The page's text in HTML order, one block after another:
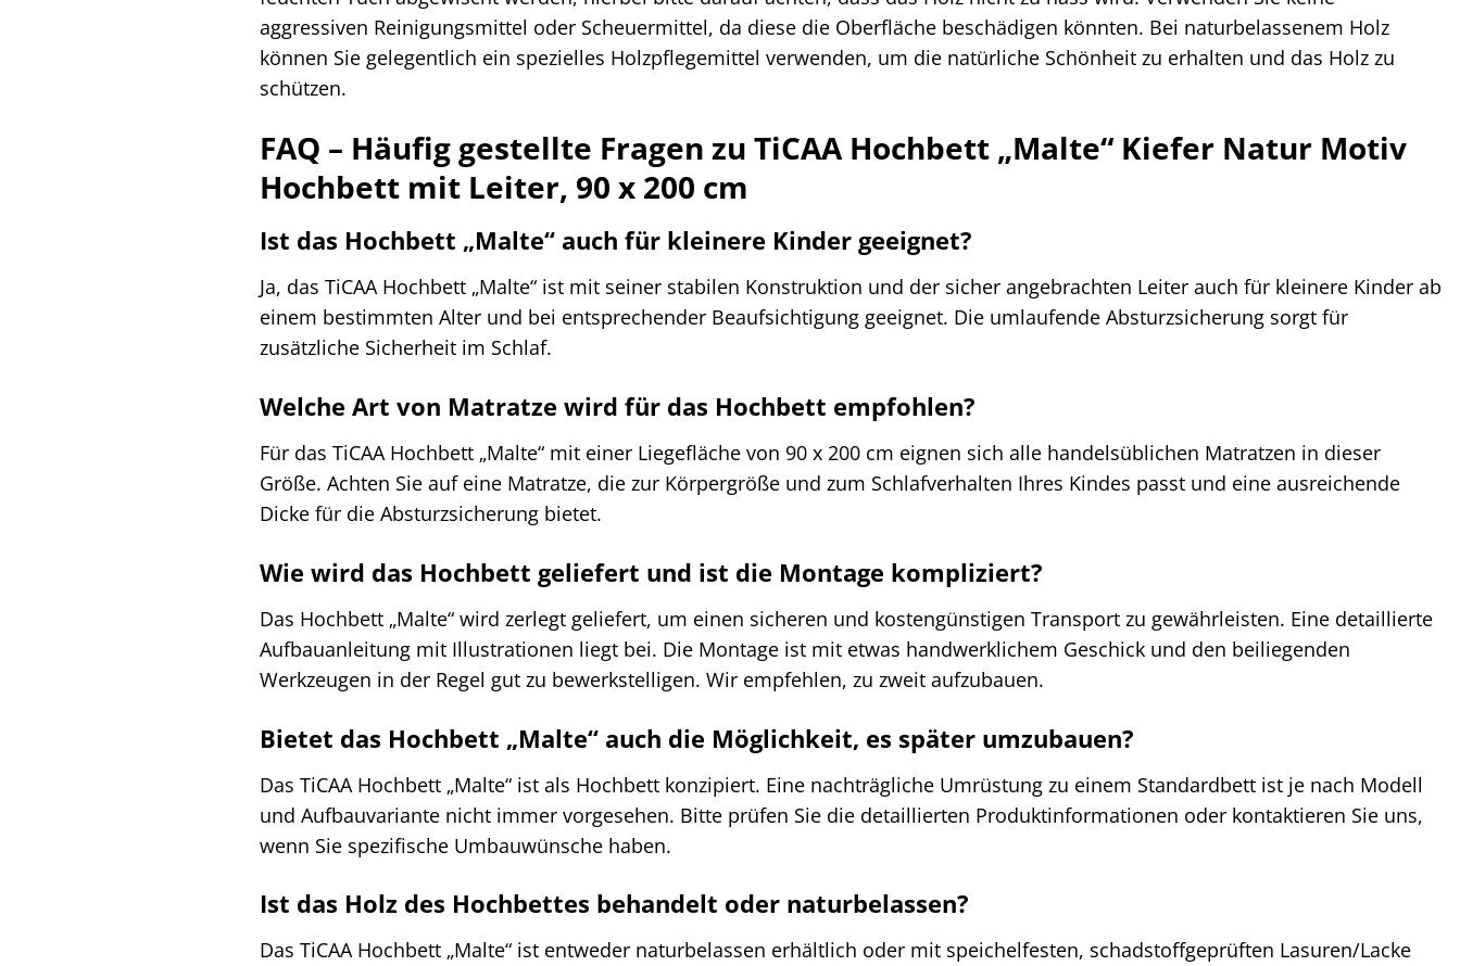
aggressiven Reinigungsmittel oder Scheuermittel, da diese die Oberfläche beschädigen könnten. Bei naturbelassenem Holz
können Sie gelegentlich ein spezielles Holzpflegemittel verwenden, um die natürliche Schönheit zu erhalten und das Holz zu
schützen.
FAQ – Häufig gestellte Fragen zu TiCAA Hochbett „Malte“ Kiefer Natur Motiv
Hochbett mit Leiter, 90 x 200 cm
Ist das Hochbett „Malte“ auch für kleinere Kinder geeignet?
Ja, das TiCAA Hochbett „Malte“ ist mit seiner stabilen Konstruktion und der sicher angebrachten Leiter auch für kleinere Kinder ab
einem bestimmten Alter und bei entsprechender Beaufsichtigung geeignet. Die umlaufende Absturzsicherung sorgt für
zusätzliche Sicherheit im Schlaf.
Welche Art von Matratze wird für das Hochbett empfohlen?
Für das TiCAA Hochbett „Malte“ mit einer Liegefläche von 90 x 200 cm eignen sich alle handelsüblichen Matratzen in dieser
Größe. Achten Sie auf eine Matratze, die zur Körpergröße und zum Schlafverhalten Ihres Kindes passt und eine ausreichende
Dicke für die Absturzsicherung bietet.
Wie wird das Hochbett geliefert und ist die Montage kompliziert?
Das Hochbett „Malte“ wird zerlegt geliefert, um einen sicheren und kostengünstigen Transport zu gewährleisten. Eine detaillierte
Aufbauanleitung mit Illustrationen liegt bei. Die Montage ist mit etwas handwerklichem Geschick und den beiliegenden
Werkzeugen in der Regel gut zu bewerkstelligen. Wir empfehlen, zu zweit aufzubauen.
Bietet das Hochbett „Malte“ auch die Möglichkeit, es später umzubauen?
Das TiCAA Hochbett „Malte“ ist als Hochbett konzipiert. Eine nachträgliche Umrüstung zu einem Standardbett ist je nach Modell
und Aufbauvariante nicht immer vorgesehen. Bitte prüfen Sie die detaillierten Produktinformationen oder kontaktieren Sie uns,
wenn Sie spezifische Umbauwünsche haben.
Ist das Holz des Hochbettes behandelt oder naturbelassen?
Das TiCAA Hochbett „Malte“ ist entweder naturbelassen erhältlich oder mit speichelfesten, schadstoffgeprüften Lasuren/Lacke